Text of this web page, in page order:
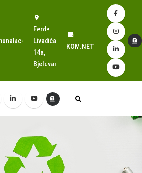
Ferde
Livadića
14a,
Bjelovar
KOM.NET